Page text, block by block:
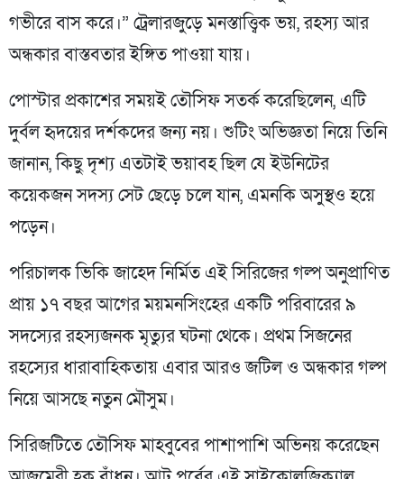
গভীরে বাস করে।” ট্রেলারজুড়ে মনস্তাত্ত্বিক ভয়, রহস্য আর
অন্ধকার বাস্তবতার ইঙ্গিত পাওয়া যায়।
পোস্টার প্রকাশের সময়ই তৌসিফ সতর্ক করেছিলেন, এটি
দুর্বল হৃদয়ের দর্শকদের জন্য নয়। শুটিং অভিজ্ঞতা নিয়ে তিনি
জানান, কিছু দৃশ্য এতটাই ভয়াবহ ছিল যে ইউনিটের
কয়েকজন সদস্য সেট ছেড়ে চলে যান, এমনকি অসুস্থও হয়ে
পড়েন।
পরিচালক ভিকি জাহেদ নির্মিত এই সিরিজের গল্প অনুপ্রাণিত
প্রায় ১৭ বছর আগের ময়মনসিংহের একটি পরিবারের ৯
সদস্যের রহস্যজনক মৃত্যুর ঘটনা থেকে। প্রথম সিজনের
রহস্যের ধারাবাহিকতায় এবার আরও জটিল ও অন্ধকার গল্প
নিয়ে আসছে নতুন মৌসুম।
সিরিজটিতে তৌসিফ মাহবুবের পাশাপাশি অভিনয় করেছেন